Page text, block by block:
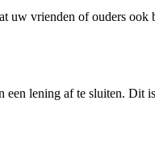
vrienden of ouders
een lening af te sluiten.